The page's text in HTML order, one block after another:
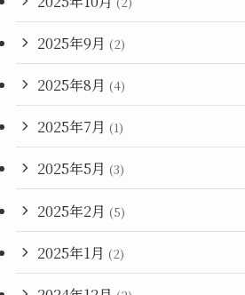
2025年9月 (2)
2025年8月 (4)
2025年7月 (1)
2025年5月 (3)
2025年2月 (5)
2025年1月 (2)